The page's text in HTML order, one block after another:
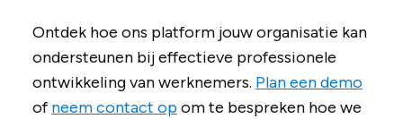
Ontdek hoe ons platform jouw organisatie kan
ondersteunen bij effectieve professionele
ontwikkeling van werknemers. Plan een demo
of neem contact opom te bespreken hoe we